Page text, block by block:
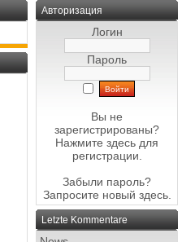
Авторизация
Логин
Пароль
Вы не
зарегистрированы?
Нажмите здесь для
регистрации.
Забыли пароль?
Запросите новый здесь.
Letzte Kommentare